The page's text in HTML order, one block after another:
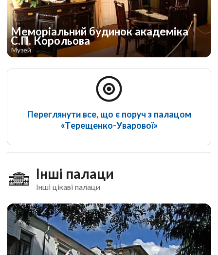
Меморіальний будинок академіка
С.П. Корольова
Музей
Переглянути все, що є поруч з палацом
«Терещенко-Уварової»
Інші палаци
Інші цікаві палаци